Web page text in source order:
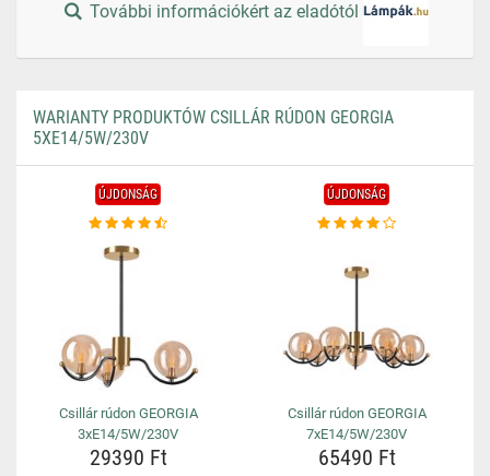
További információkért az eladótól
WARIANTY PRODUKTÓW CSILLÁR RÚDON GEORGIA
5XE14/5W/230V
ÚJDONSÁG
Csillár rúdon GEORGIA
3xE14/5W/230V
29390 Ft
ÚJDONSÁG
Csillár rúdon GEORGIA
7xE14/5W/230V
65490 Ft